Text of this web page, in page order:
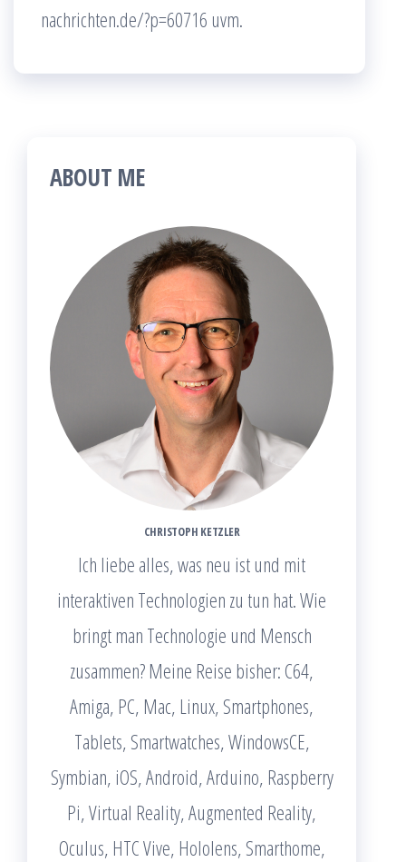
nachrichten.de/?p=60716 uvm.
ABOUT ME
CHRISTOPH KETZLER
Ich liebe alles, was neu ist und mit
interaktiven Technologien zu tun hat. Wie
bringt man Technologie und Mensch
zusammen? Meine Reise bisher: C64,
Amiga, PC, Mac, Linux, Smartphones,
Tablets, Smartwatches, WindowsCE,
Symbian, iOS, Android, Arduino, Raspberry
Pi, Virtual Reality, Augmented Reality,
Oculus, HTC Vive, Hololens, Smarthome,